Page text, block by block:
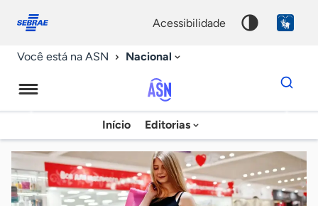
conosco
acessibilidade
Você está na ASN Nacional
Agência
Sebrae
de
Notícias
Início Editorias
Dados
para
chave